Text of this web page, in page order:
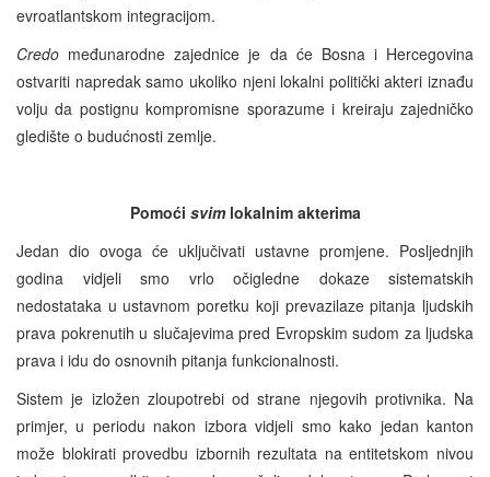
evroatlantskom integracijom.
Credo međunarodne zajednice je da će Bosna i Hercegovina
ostvariti napredak samo ukoliko njeni lokalni politički akteri iznađu
volju da postignu kompromisne sporazume i kreiraju zajedničko
gledište o budućnosti zemlje.
Pomoći svim lokalnim akterima
Jedan dio ovoga će uključivati ustavne promjene. Posljednjih
godina vidjeli smo vrlo očigledne dokaze sistematskih
nedostataka u ustavnom poretku koji prevazilaze pitanja ljudskih
prava pokrenutih u slučajevima pred Evropskim sudom za ljudska
prava i idu do osnovnih pitanja funkcionalnosti.
Sistem je izložen zloupotrebi od strane njegovih protivnika. Na
primjer, u periodu nakon izbora vidjeli smo kako jedan kanton
može blokirati provedbu izbornih rezultata na entitetskom nivou